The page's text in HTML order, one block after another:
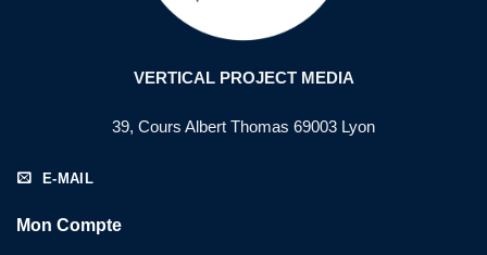
VERTICAL PROJECT MEDIA
39, Cours Albert Thomas 69003 Lyon
E-MAIL
Mon Compte